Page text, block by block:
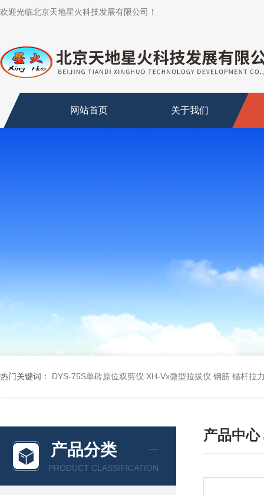
欢迎光临北京天地星火科技发展有限公司！
网站首页 关于我们
热门关键词： DYS-75S单砖原位双剪仪 XH-Vx微型拉拔仪 钢筋 锚杆拉
产品分类
PRODUCT CLASSIFICATION
产品中心